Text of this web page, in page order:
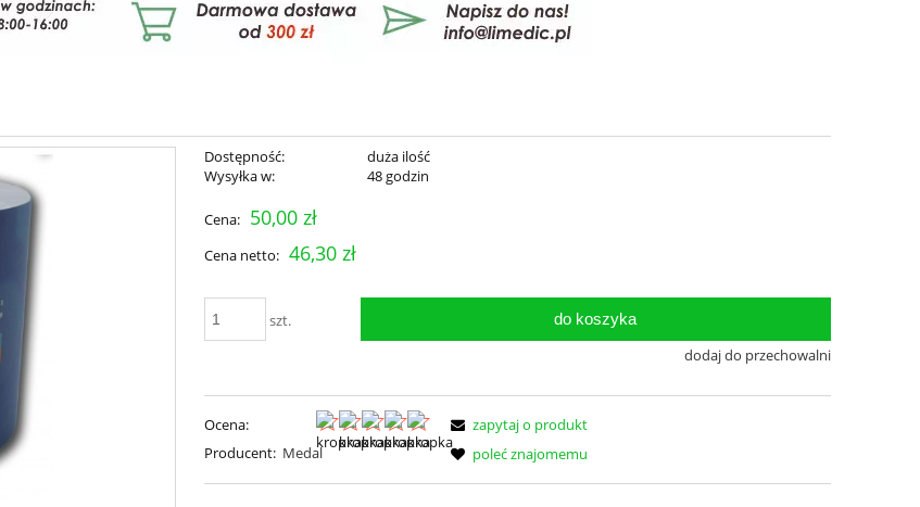
Dostępność:
duża ilość
Wysyłka w:
48 godzin
Cena: 50,00 zł
Cena netto: 46,30 zł
szt. do koszyka
dodaj do przechowalni
Ocena:
Producent: Medal
zapytaj o produkt
poleć znajomemu